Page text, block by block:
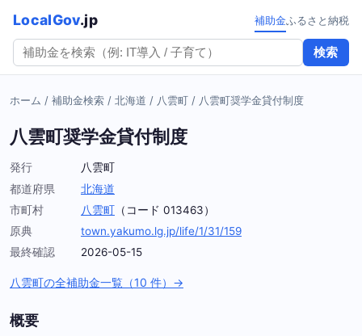
LocalGov.jp
検索
補助金ふるさと納税
ホーム / 補助金検索 / 北海道 / 八雲町 / 八雲町奨学金貸付制度
八雲町奨学金貸付制度
発行
八雲町
都道府県
北海道
市町村
八雲町 （コード 013463）
原典
town.yakumo.lg.jp/life/1/31/159
最終確認
2026-05-15
八雲町の全補助金一覧（10 件）→
概要